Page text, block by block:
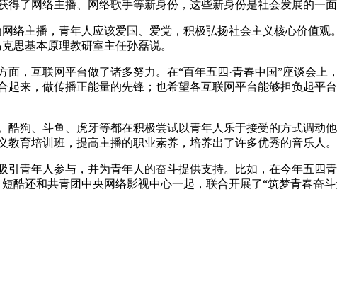
了网络主播、网络歌手等新身份，这些新身份是社会发展的一
络主播，青年人应该爱国、爱党，积极弘扬社会主义核心价值
思基本原理教研室主任孙磊说。
，互联网平台做了诸多努力。在“百年五四·青春中国”座谈会
来，做传播正能量的先锋；也希望各互联网平台能够担负起平
狗、斗鱼、虎牙等都在积极尝试以青年人乐于接受的方式调动
育培训班，提高主播的职业素养，培养出了许多优秀的音乐人。
青年人参与，并为青年人的奋斗提供支持。比如，在今年五四
酷还和共青团中央网络影视中心一起，联合开展了“筑梦青春奋